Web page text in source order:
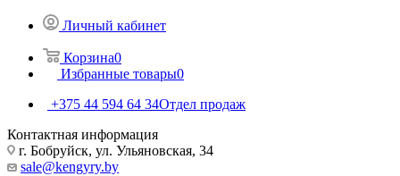
Личный кабинет
Корзина0
Избранные товары0
+375 44 594 64 34Отдел продаж
Контактная информация
г. Бобруйск, ул. Ульяновская, 34
sale@kengyry.by